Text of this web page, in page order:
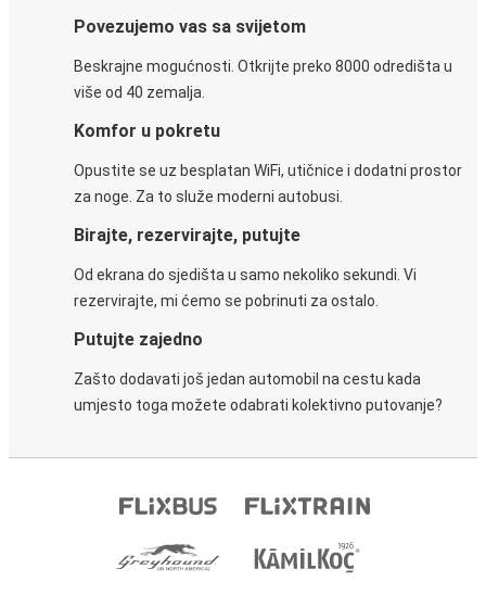
Povezujemo vas sa svijetom
Beskrajne mogućnosti. Otkrijte preko 8000 odredišta u
više od 40 zemalja.
Komfor u pokretu
Opustite se uz besplatan WiFi, utičnice i dodatni prostor
za noge. Za to služe moderni autobusi.
Birajte, rezervirajte, putujte
Od ekrana do sjedišta u samo nekoliko sekundi. Vi
rezervirajte, mi ćemo se pobrinuti za ostalo.
Putujte zajedno
Zašto dodavati još jedan automobil na cestu kada
umjesto toga možete odabrati kolektivno putovanje?